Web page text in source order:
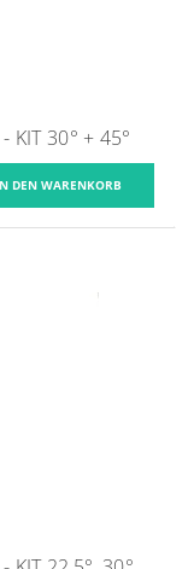
KIT 30° + 45°